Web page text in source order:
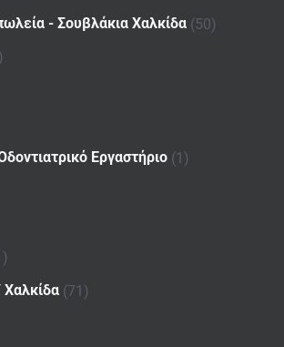
- Σουβλάκια Χαλκίδα (50)
Εργαστήριο (1)
Χαλκίδα (71)